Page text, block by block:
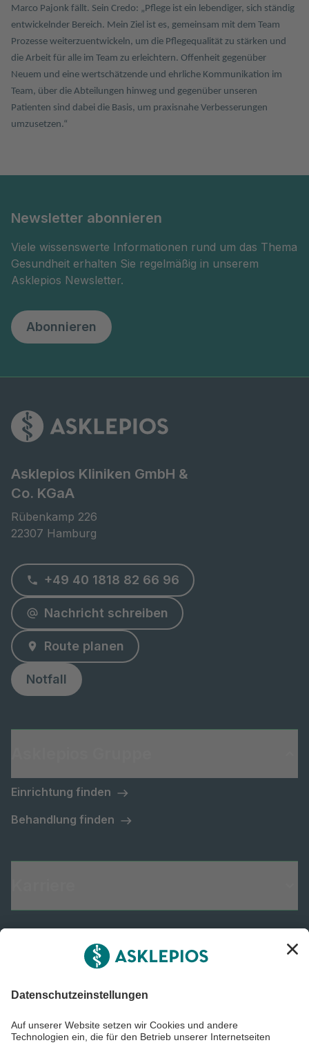
Marco Pajonk fällt. Sein Credo: „Pflege ist ein lebendiger, sich ständig
entwickelnder Bereich. Mein Ziel ist es, gemeinsam mit dem Team
Prozesse weiterzuentwickeln, um die Pflegequalität zu stärken und
die Arbeit für alle im Team zu erleichtern. Offenheit gegenüber
Neuem und eine wertschätzende und ehrliche Kommunikation im
Team, über die Abteilungen hinweg und gegenüber unseren
Patienten sind dabei die Basis, um praxisnahe Verbesserungen
umzusetzen.“
Newsletter abonnieren
Viele wissenswerte Informationen rund um das Thema
Gesundheit erhalten Sie regelmäßig in unserem
Asklepios Newsletter.
Abonnieren
Asklepios Kliniken GmbH &
Co. KGaA
Rübenkamp 226
22307 Hamburg
+49 40 1818 82 66 96
Nachricht schreiben
Route planen
Notfall
Einrichtung finden
Behandlung finden
Informiert bleiben